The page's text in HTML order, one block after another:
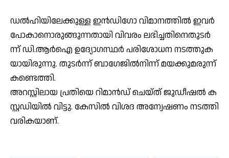
ഡ​ൽ​ഹി​യി​ലേ​ക്കു​ള്ള ഇ​ൻ​ഡി​ഗോ വി​മാ​ന​ത്തി​ൽ ഇ​വ​ർ
പോ​കാ​നൊ​രു​ങ്ങു​ന്ന​താ​യി വി​വ​രം ല​ഭി​ച്ച​തി​നെ​തു​ട​ർ​
ന്ന് ഡി.​ആ​ർ​ഐ ഉ​ദ്യോ​ഗ​സ്ഥ​ർ പ​രി​ശോ​ധ​ന ന​ട​ത്തു​ക​
യാ​യി​രു​ന്നു. തു​ട​ർ​ന്ന് ബാ​ഗേ​ജി​ൽ​നി​ന്ന് മ​യ​ക്കു​മ​രു​ന്ന്
ക​ണ്ടെ​ത്തി.
അ​റ​സ്റ്റി​ലാ​യ പ്ര​തി​യെ റി​മാ​ൻ​ഡ് ചെ​യ്ത് ജു​ഡീ​ഷ​ൽ ക​
സ്റ്റ​ഡി​യി​ൽ വി​ട്ടു. കേ​സി​ൽ വി​ശ​ദ അ​ന്വേ​ഷ​ണം ന​ട​ത്തി​
വ​രി​ക​യാ​ണ്.